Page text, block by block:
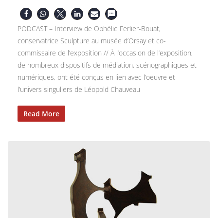
PODCAST – Interview de Ophélie Ferlier-Bouat,
conservatrice Sculpture au musée d’Orsay et co-
commissaire de l’exposition // À l’occasion de l’exposition,
de nombreux dispositifs de médiation, scénographiques et
numériques, ont été conçus en lien avec l’oeuvre et
l’univers singuliers de Léopold Chauveau
Read More